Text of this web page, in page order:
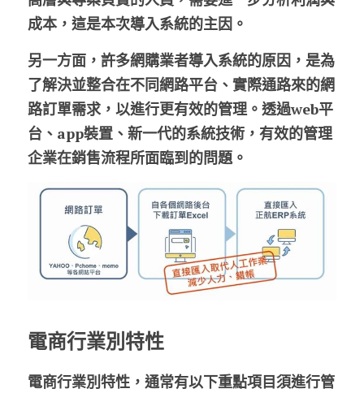
成本，這是本次導入系統的主因。
另一方面，許多網購業者導入系統的原因，是為
了解決並整合在不同網路平台、實際通路來的網
路訂單需求，以進行更有效的管理。透過web平
台、app裝置、新一代的系統技術，有效的管理
企業在銷售流程所面臨到的問題。
電商行業別特性
電商行業別特性，通常有以下重點項目須進行管